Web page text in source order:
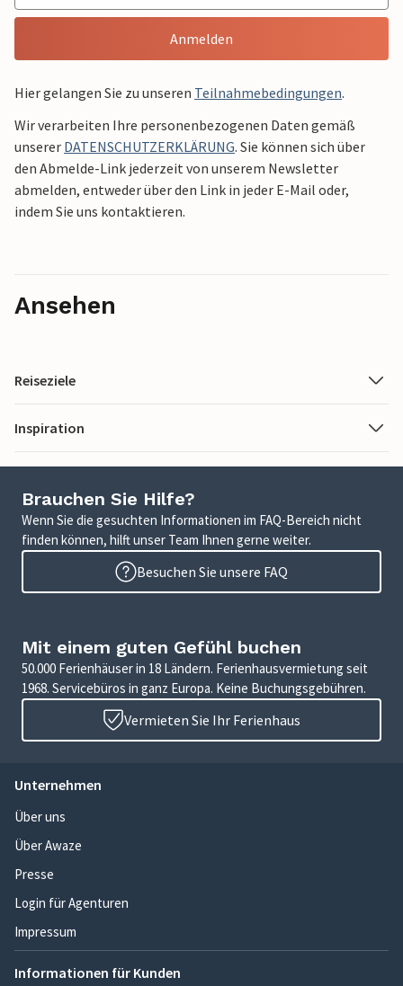
Anmelden
Hier gelangen Sie zu unseren Teilnahmebedingungen.
Wir verarbeiten Ihre personenbezogenen Daten gemäß
unserer DATENSCHUTZERKLÄRUNG. Sie können sich über
den Abmelde-Link jederzeit von unserem Newsletter
abmelden, entweder über den Link in jeder E-Mail oder,
indem Sie uns kontaktieren.
Ansehen
Reiseziele
Inspiration
Brauchen Sie Hilfe?
Wenn Sie die gesuchten Informationen im FAQ-Bereich nicht
finden können, hilft unser Team Ihnen gerne weiter.
Besuchen Sie unsere FAQ
Mit einem guten Gefühl buchen
50.000 Ferienhäuser in 18 Ländern. Ferienhausvermietung seit
1968. Servicebüros in ganz Europa. Keine Buchungsgebühren.
Vermieten Sie Ihr Ferienhaus
Unternehmen
Über uns
Über Awaze
Presse
Login für Agenturen
Impressum
Informationen für Kunden